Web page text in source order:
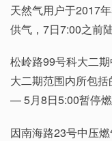
天然气用户于2017
供气，7日7:00之前
松岭路99号科大二
大二期范围内所包
— 5月8日5:00暂停燃
因南海路23号中压